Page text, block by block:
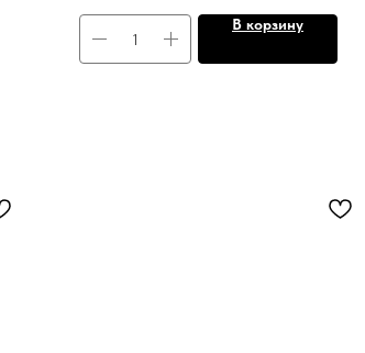
В корзину